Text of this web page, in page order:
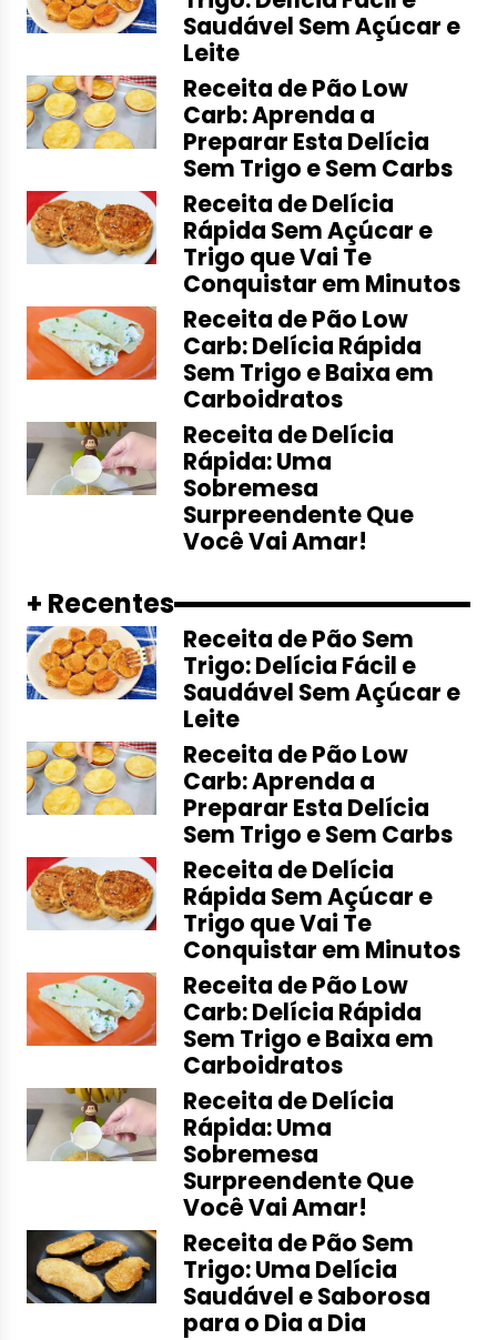
Saudável Sem Açúcar e
Leite
Receita de Pão Low
Carb: Aprenda a
Preparar Esta Delícia
Sem Trigo e Sem Carbs
Receita de Delícia
Rápida Sem Açúcar e
Trigo que Vai Te
Conquistar em Minutos
Receita de Pão Low
Carb: Delícia Rápida
Sem Trigo e Baixa em
Carboidratos
Receita de Delícia
Rápida: Uma
Sobremesa
Surpreendente Que
Você Vai Amar!
+ Recentes
Receita de Pão Sem
Trigo: Delícia Fácil e
Saudável Sem Açúcar e
Leite
Receita de Pão Low
Carb: Aprenda a
Preparar Esta Delícia
Sem Trigo e Sem Carbs
Receita de Delícia
Rápida Sem Açúcar e
Trigo que Vai Te
Conquistar em Minutos
Receita de Pão Low
Carb: Delícia Rápida
Sem Trigo e Baixa em
Carboidratos
Receita de Delícia
Rápida: Uma
Sobremesa
Surpreendente Que
Você Vai Amar!
Receita de Pão Sem
Trigo: Uma Delícia
Saudável e Saborosa
para o Dia a Dia